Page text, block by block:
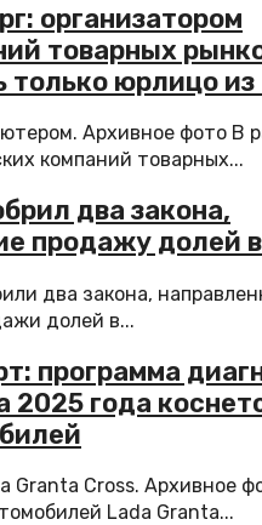
организатором
товарных
только юрлицо
Архивное фото В
компаний товарных...
два закона,
продажу долей
два закона,
долей в...
программа
2025 года
Granta Cross. Архивное
Lada Granta...